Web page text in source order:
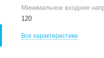
Минимальное входное
120
Все характеристики